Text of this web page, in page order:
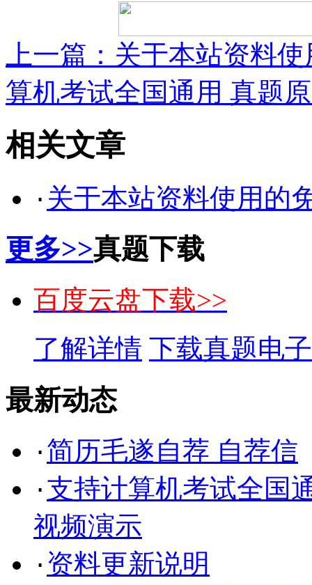
上一篇： 关于本站资料
算机考试全国通用 真题
相关文章
· 关于本站资料使用的
更多>>真题下载
百度云盘下载>>
了解详情 下载真题电
最新动态
· 简历毛遂自荐 自荐信
· 支持计算机考试全国
视频演示
· 资料更新说明